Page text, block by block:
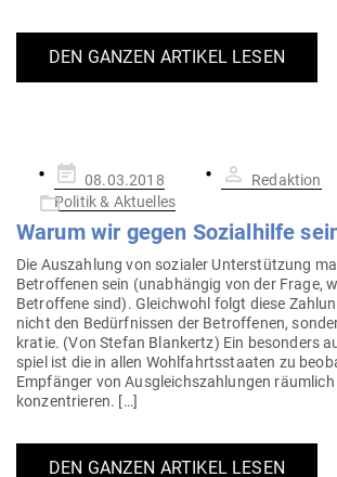
DEN GANZEN ARTIKEL LESEN
Gepostet
am
08.03.2018
Redaktion
Politik & Aktuelles
Warum wir gegen Sozi­al­hilfe
Die Aus­zahlung von sozialer Unter­stützung
Betrof­fenen sein (unab­hängig von der Frage,
Betroffene sind). Gleichwohl folgt diese
nicht den Bedürf­nissen der Betrof­fenen,
kratie. (Von Stefan Blan­kertz) Ein besonders
spiel ist die in allen Wohl­fahrts­staaten zu
Emp­fänger von Aus­gleichs­zah­lungen räumlich
konzentrieren. […]
DEN GANZEN ARTIKEL LESEN